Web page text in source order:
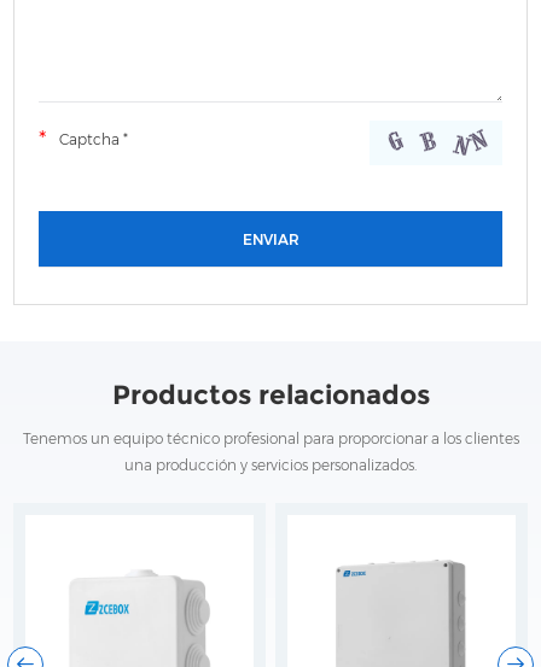
Productos relacionados
Tenemos un equipo técnico profesional para proporcionar a los clientes
una producción y servicios personalizados.